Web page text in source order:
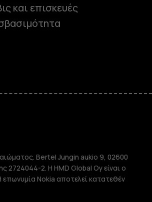
χρήσης
και επισκευές
Bertel Jungin aukio 9, 02600
2724044-2. Η HMD Global Oy είναι ο
Nokia αποτελεί κατατεθέν